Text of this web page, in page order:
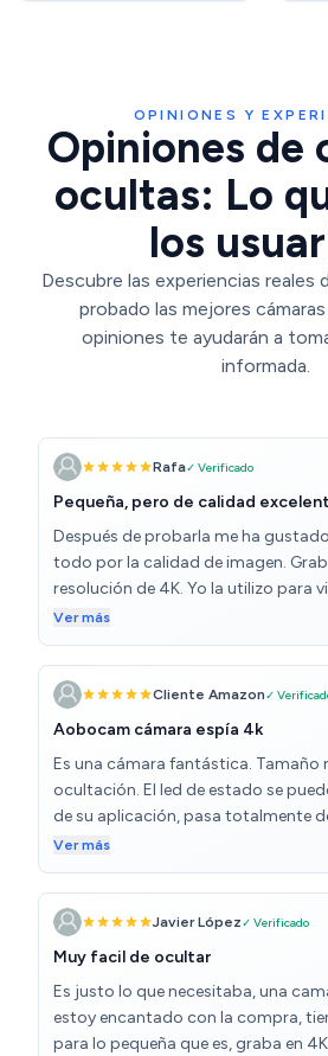
OPINIONES Y
Opiniones de
ocultas: Lo
los
Descubre las experiencias reales
probado las mejores
opiniones te ayudarán a
informada.
Rafa✓ Verificado
Pequeña, pero de calidad
Después de probarla me ha
todo por la calidad de imagen.
resolución de 4K. Yo la utilizo para
cuando está en su dormitorio,
ve con total claridad. También la
la mascota cuando estamos fuera
resultado es fenomenal. Fácil de
en el móvil lo que está ocurriendo
real y también puedes realizar
revisarlas en otro momento. Otra
destacar, es su tamaño y el
instalarlo en cualquier lugar.
Ver más
Cliente Amazon✓
Aobocam cámara espía 4k
Es una cámara fantástica. Tamaño
ocultación. El led de estado se
de su aplicación, pasa totalmente
batería en grabación continua son
Permite grabación a través de
consiguiendo alargar la batería y el
de la cámara. Apoyada por una
el dispositivo grabando por más de
soporte para colocación, cable de
instrucciones en castellano.
vida. Excelente vendedor
Ver más
Javier López✓ Verificado
Muy facil de ocultar
Es justo lo que necesitaba, una
estoy encantado con la compra,
para lo pequeña que es, graba en